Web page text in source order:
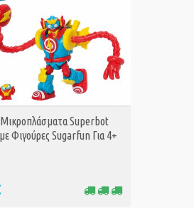
Superbot
Φιγούρες Sugarfun Για 4+